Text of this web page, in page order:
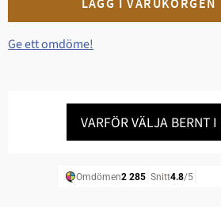
Ge ett omdöme!
VARFÖR VÄLJA BERNT I